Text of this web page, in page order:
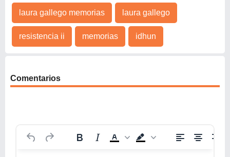
laura gallego memorias laura gallego
resistencia ii memorias idhun
Comentarios